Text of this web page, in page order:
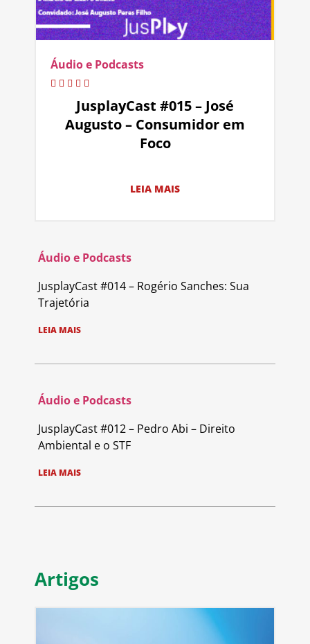
Áudio e Podcasts
JusplayCast #015 – José
Augusto – Consumidor em
Foco
LEIA MAIS
Áudio e Podcasts
JusplayCast #014 – Rogério Sanches: Sua
Trajetória
LEIA MAIS
Áudio e Podcasts
JusplayCast #012 – Pedro Abi – Direito
Ambiental e o STF
LEIA MAIS
Artigos